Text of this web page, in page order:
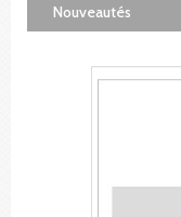
Nouveautés